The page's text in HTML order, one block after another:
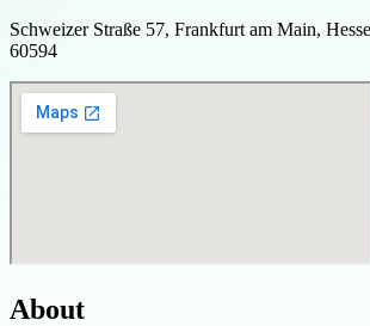
Schweizer Straße 57, Frankfurt am Main,
60594
About